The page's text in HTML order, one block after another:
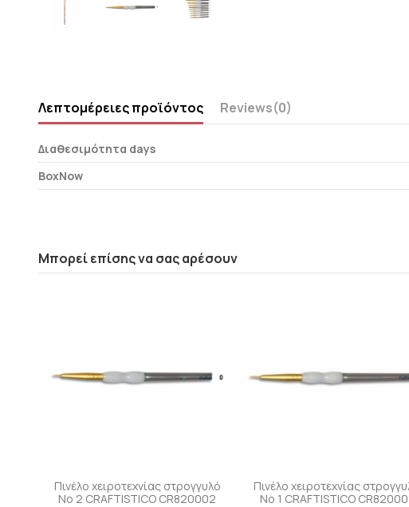
Λεπτομέρειες προϊόντος Reviews(0)
Διαθεσιμότητα days
BoxNow
Μπορεί επίσης να σας αρέσουν
Πινέλο χειροτεχνίας στρογγυλό
Νο 2 CRAFTISTICO CR820002
Πινέλο χειροτεχνίας
Νο 1 CRAFTISTICO